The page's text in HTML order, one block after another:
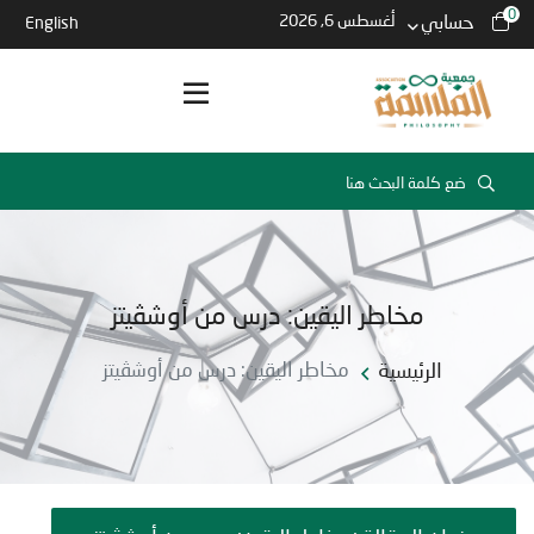
0 حسابي أغسطس 6, 2026 English
مخاطر اليقين: درس من أوشڤيتز
الرئيسية مخاطر اليقين: درس من أوشڤيتز